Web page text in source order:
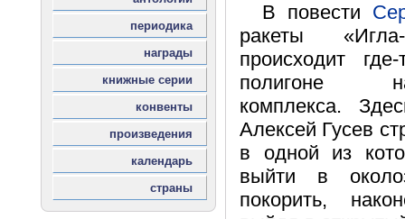
В повести
ракеты
происходит
полигоне
комплекса.
Алексей Гусев
в одной из
выйти в
покорить,